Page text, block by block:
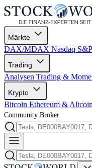
Märkte
DAX/MDAX Nasdaq
Trading
Analysen Trading &
Krypto
Bitcoin Ethereum &
Community Broker